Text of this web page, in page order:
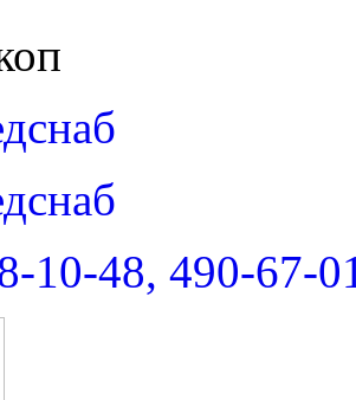
10-48, 490-67-